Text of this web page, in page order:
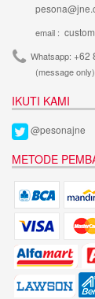
email :
Whatsapp: +62
(message only)
IKUTI KAMI
@pesonajne
METODE